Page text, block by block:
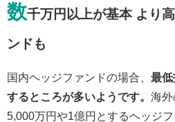
数千万円以上が基本 より
ンドも
国内ヘッジファンドの場合、 最低
するところが多いようです。 海外
5,000万円や1億円とするヘッジ